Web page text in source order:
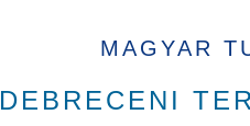
MAGYAR
DEBRECENI